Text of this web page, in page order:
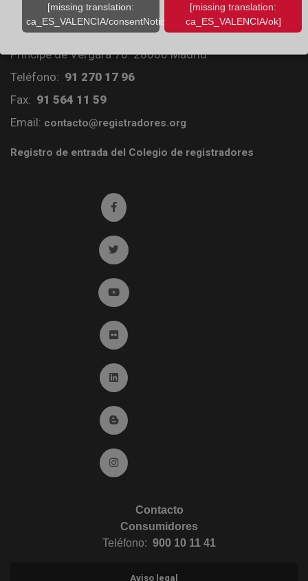
Colegio de Registradores
Príncipe de Vergara 70. 28006 Madrid
Teléfono: 91 270 17 96
Fax: 91 564 11 59
Email: contacto@registradores.org
Registro de entrada del Colegio de registradores
Ir a facebook (abre en ventana nueva)
Ir a twitter (abre en ventana nueva)
Ir a YouTube (abre en ventana nueva)
Ir a Flickr (abre en ventana nueva)
Ir a Linkedin (abre en ventana nueva)
Ir al Blog (abre en ventana nueva)
Ir a Instagram (abre en ventana nueva)
Contacto
Consumidores
Teléfono: 900 10 11 41
Aviso legal
[missing translation:
ca_ES_VALENCIA/consentNotice/learnMore]
[missing translation:
ca_ES_VALENCIA/ok]